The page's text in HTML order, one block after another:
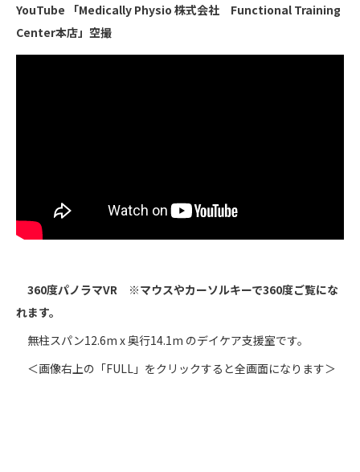
YouTube 「Medically Physio 株式会社 Functional Training
Center本店」空撮
360度パノラマVR ※マウスやカーソルキーで360度ご覧にな
れます。
無柱スパン12.6m x 奥行14.1m のデイケア支援室です。
＜画像右上の「FULL」をクリックすると全画面になります＞